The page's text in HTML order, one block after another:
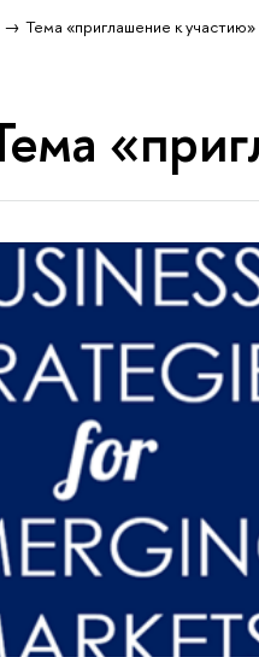
Тема «приглашение к участию»